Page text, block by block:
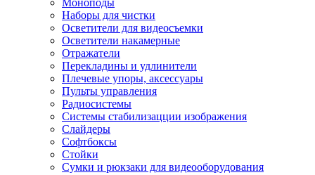
Моноподы
Наборы для чистки
Осветители для видеосъемки
Осветители накамерные
Отражатели
Перекладины и удлинители
Плечевые упоры, аксессуары
Пульты управления
Радиосистемы
Системы стабилизацции изображения
Слайдеры
Софтбоксы
Стойки
Сумки и рюкзаки для видеооборудования